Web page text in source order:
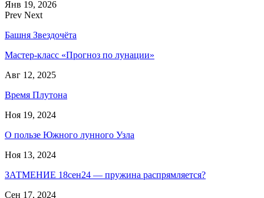
Янв 19, 2026
Prev Next
Башня Звездочёта
Мастер-класс «Прогноз по лунации»
Авг 12, 2025
Время Плутона
Ноя 19, 2024
О пользе Южного лунного Узла
Ноя 13, 2024
ЗАТМЕНИЕ 18сен24 — пружина распрямляется?
Сен 17, 2024